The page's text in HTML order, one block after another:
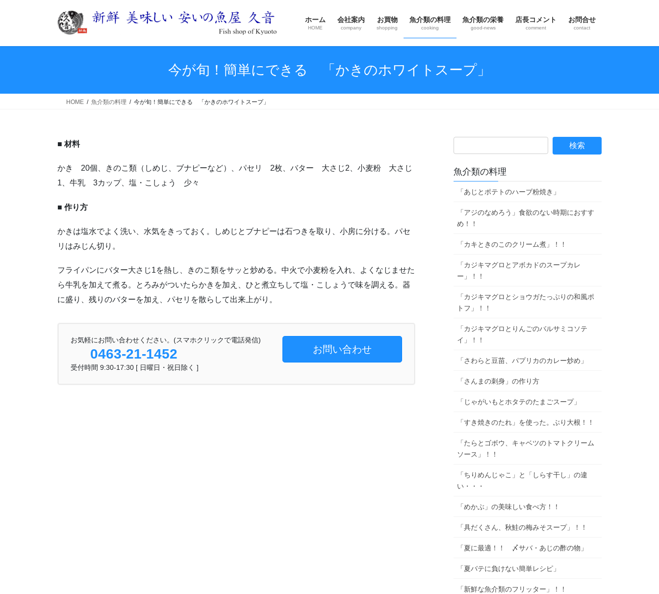
ホーム
HOME
会社案内
company
お買物
shopping
魚介類の料理
cooking
魚介類の栄養
good-news
店長コメント
comment
お問合せ
contact
今が旬！簡単にできる 「かきのホワイトスープ」
HOME 魚介類の料理 今が旬！簡単にできる 「かきのホワイトスープ」
■ 材料
かき 20個、きのこ類（しめじ、ブナピーなど）、パセリ 2枚、バター 大さじ2、小麦粉 大さじ
1、牛乳 3カップ、塩・こしょう 少々
■ 作り方
かきは塩水でよく洗い、水気をきっておく。しめじとブナピーは石つきを取り、小房に分ける。パセ
リはみじん切り。
フライパンにバター大さじ1を熱し、きのこ類をサッと炒める。中火で小麦粉を入れ、よくなじませた
ら牛乳を加えて煮る。とろみがついたらかきを加え、ひと煮立ちして塩・こしょうで味を調える。器
に盛り、残りのバターを加え、パセリを散らして出来上がり。
お気軽にお問い合わせください。(スマホクリックで電話発信)
0463-21-1452
受付時間 9:30-17:30 [ 日曜日・祝日除く ]
お問い合わせ
魚介類の料理
「あじとポテトのハーブ粉焼き」
「アジのなめろう」食欲のない時期におすす
め！！
「カキときのこのクリーム煮」！！
「カジキマグロとアボカドのスープカレ
ー」！！
「カジキマグロとショウガたっぷりの和風ポ
トフ」！！
「カジキマグロとりんごのバルサミコソテ
イ」！！
「さわらと豆苗、パプリカのカレー炒め」
「さんまの刺身」の作り方
「じゃがいもとホタテのたまごスープ」
「すき焼きのたれ」を使った。ぶり大根！！
「たらとゴボウ、キャベツのトマトクリーム
ソース」！！
「ちりめんじゃこ」と「しらす干し」の違
い・・・
「めかぶ」の美味しい食べ方！！
「具だくさん、秋鮭の梅みそスープ」！！
「夏に最適！！ 〆サバ・あじの酢の物」
「夏バテに負けない簡単レシピ」
「新鮮な魚介類のフリッター」！！